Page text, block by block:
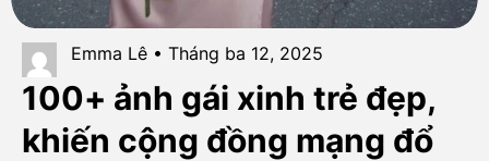
Emma Lê • Tháng ba 12, 2025
100+ ảnh gái xinh trẻ đẹp,
khiến cộng đồng mạng đổ